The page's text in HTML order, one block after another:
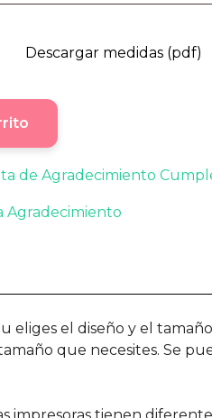
Descargar medidas (pdf)
de Agradecimiento
Agradecimiento
eliges el diseño y el
que necesites. Se
impresoras tienen